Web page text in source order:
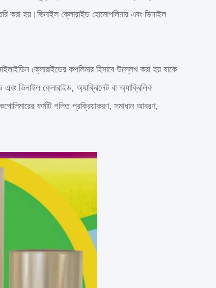
করা হয়।ভিনাইল ক্লোরাইড হোমোপলিমার এবং ভিনাইল
ক্লোরাইডের কপলিমার হিসাবে উল্লেখ করা হয় যাকে
ভিনাইল ক্লোরাইড, অ্যাক্রিলেট বা অ্যাক্রিলিক
ফর্মটি গলিত প্রক্রিয়াকরণ, সমাধান আবরণ,